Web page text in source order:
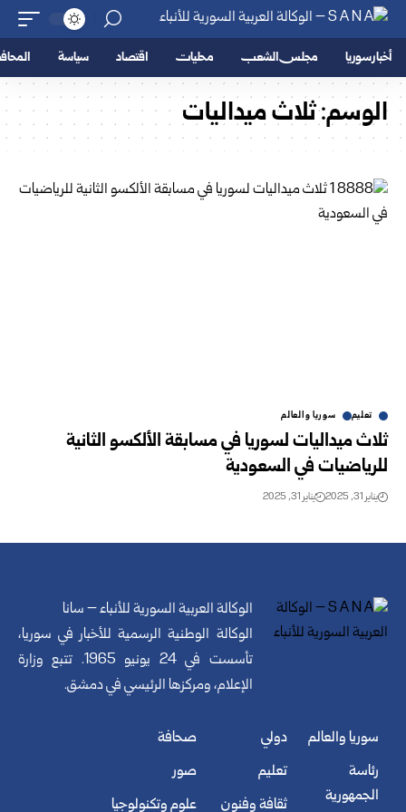
أخبار سوريا مجلس الشعب محليات اقتصاد سياسة
الوسم:ثلاث ميداليات
تعليم سوريا والعالم
ثلاث ميداليات لسوريا في مسابقة الألكسو الثانية
للرياضيات في السعودية
يناير 31, 2025 يناير 31, 2025
الوكالة العربية السورية للأنباء – سانا
الوكالة الوطنية الرسمية للأخبار في سوريا،
تأسست في 24 يونيو 1965. تتبع وزارة
الإعلام، ومركزها الرئيسي في دمشق.
سوريا والعالم
رئاسة
الجمهورية
دولي
تعليم
ثقافة وفنون
صحافة
صور
علوم وتكنولوجيا